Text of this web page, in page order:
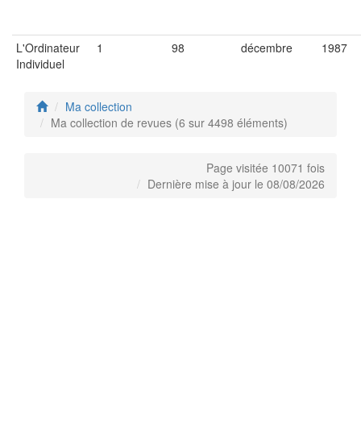
L'Ordinateur
Individuel
1 98 décembre 1987
Ma collection
Ma collection de revues (6 sur 4498 éléments)
Page visitée 10071 fois
Dernière mise à jour le 08/08/2026